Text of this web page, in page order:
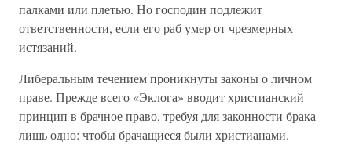
палками или плетью. Но господин подлежит
ответственности, если его раб умер от чрезмерных
истязаний.
Либеральным течением проникнуты законы о личном
праве. Прежде всего «Эклога» вводит христианский
принцип в брачное право, требуя для законности брака
лишь одно: чтобы брачащиеся были христианами.